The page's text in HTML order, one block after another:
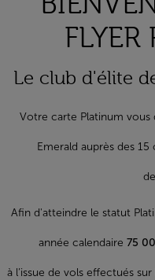
Le club d'élite
Votre carte Platinum vous
Emerald auprès des
de
Afin d'atteindre le statut
année calendaire 75
à l’issue de vols effectués